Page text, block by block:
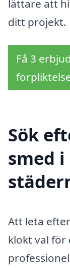
lättare att
ditt projekt.
Få 3
Sök
smed
Att leta
klokt val för